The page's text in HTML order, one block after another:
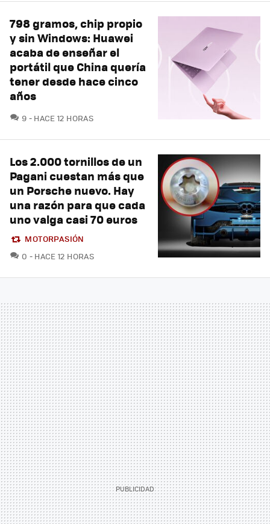
798 gramos, chip propio
y sin Windows: Huawei
acaba de enseñar el
portátil que China quería
tener desde hace cinco
años
9 COMENTARIOS
HACE 12 HORAS
Los 2.000 tornillos de un
Pagani cuestan más que
un Porsche nuevo. Hay
una razón para que cada
uno valga casi 70 euros
MOTORPASIÓN
0 COMENTARIOS
HACE 12 HORAS